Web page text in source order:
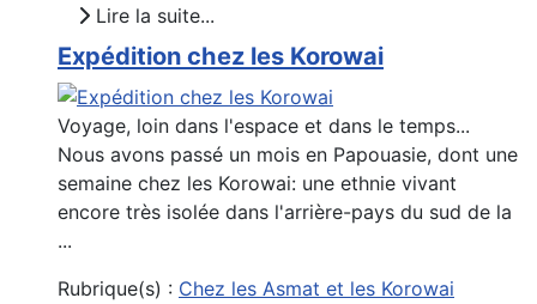
Lire la suite...
Expédition chez les Korowai
Voyage, loin dans l'espace et dans le temps...
Nous avons passé un mois en Papouasie, dont une
semaine chez les Korowai: une ethnie vivant
encore très isolée dans l'arrière-pays du sud de la
...
Rubrique(s) : Chez les Asmat et les Korowai